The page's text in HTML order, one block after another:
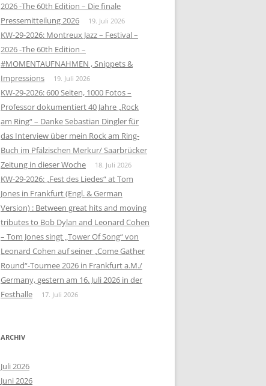
2026 -The 60th Edition – Die finale
Pressemitteilung 2026
19. Juli 2026
KW-29-2026: Montreux Jazz – Festival –
2026 -The 60th Edition –
#MOMENTAUFNAHMEN , Snippets &
Impressions
19. Juli 2026
KW-29-2026: 600 Seiten, 1000 Fotos –
Professor dokumentiert 40 Jahre „Rock
am Ring“ – Danke Sebastian Dingler für
das Interview über mein Rock am Ring-
Buch im Pfälzischen Merkur/ Saarbrücker
Zeitung in dieser Woche
18. Juli 2026
KW-29-2026: „Fest des Liedes“ at Tom
Jones in Frankfurt (Engl. & German
Version) : Between great hits and moving
tributes to Bob Dylan and Leonard Cohen
– Tom Jones singt „Tower Of Song“ von
Leonard Cohen auf seiner „Come Gather
Round“-Tournee 2026 in Frankfurt a.M./
Germany, gestern am 16. Juli 2026 in der
Festhalle
17. Juli 2026
ARCHIV
Juli 2026
Juni 2026